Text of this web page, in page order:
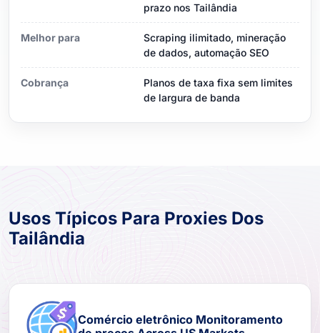
prazo nos Tailândia
Melhor para
Scraping ilimitado, mineração
de dados, automação SEO
Cobrança
Planos de taxa fixa sem limites
de largura de banda
Usos Típicos Para Proxies Dos
Tailândia
Comércio eletrônico Monitoramento